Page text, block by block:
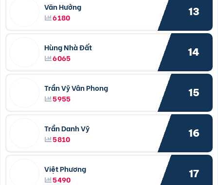
Văn Hưởng
6180
13
Hùng Nhà Đất
6065
14
Trần Vỹ Vân Phong
5955
15
Trần Danh Vỹ
5810
16
Việt Phương
5490
17